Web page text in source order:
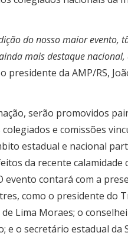
do nosso maior evento,
mais destaque
presidente da AMP/RS,
serão promovidos
e comissões
estadual e nacional
da recente calamidade
evento contará com a
como o presidente do
de Lima Moraes; o
e o secretário estadual da